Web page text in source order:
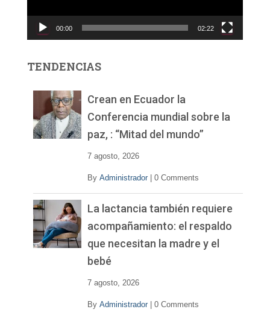
c
d
00:00 02:22
TENDENCIAS
Crean en Ecuador la
Conferencia mundial sobre la
paz, : “Mitad del mundo”
7 agosto, 2026
By Administrador 0 Comments
La lactancia también requiere
acompañamiento: el respaldo
que necesitan la madre y el
bebé
7 agosto, 2026
By Administrador 0 Comments